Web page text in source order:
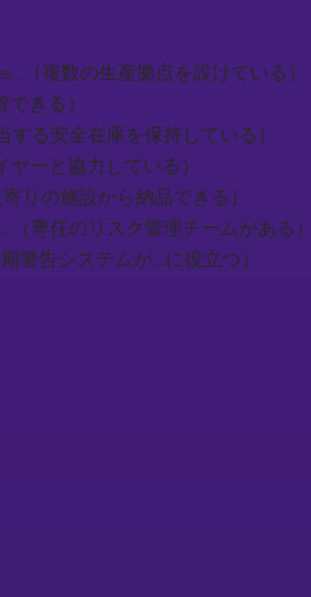
（複数の生産拠点を設けている）
きる）
する安全在庫を保持している）
ーと協力している）
りの施設から納品できる）
（専任のリスク管理チームがある
警告システムが...に役立つ）